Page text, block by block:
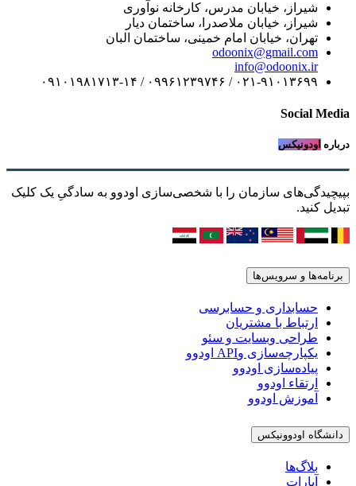
شیراز، خیابان مدرس، کارخانه نوآوری
شیراز، خیابان ملاصدرا، ساختمان دیار
تهران، خیابان امام خمینی، ساختمان البان
odoonix@gmail.com
info@odoonix.ir
۰۲۱-۹۱۰۱۳۶۹۹ / ۰۹۹۶۱۲۳۹۷۴۶ / ۰۹۱۰۱۹۸۱۷۱۳-۱۴
Social Media
درباره اودونیکس
بپیچیدگی‌های سازمان را با شخصی‌سازی اودوو به سادگیِ یک کلیک
تبدیل کنید.
برنامه‌ها و سرویس‌ها
حسابداری و حسابرسی
ارتباط با مشتریان
طراحی وبسایت و سئو
یکپارچه‌سازی وAPI اودوو
پیاده‌سازی اودوو
ارتقاء اودوو
آموزش اودوو
دانشگاه اودوونیکس
بلاگ‌ها
آپارات